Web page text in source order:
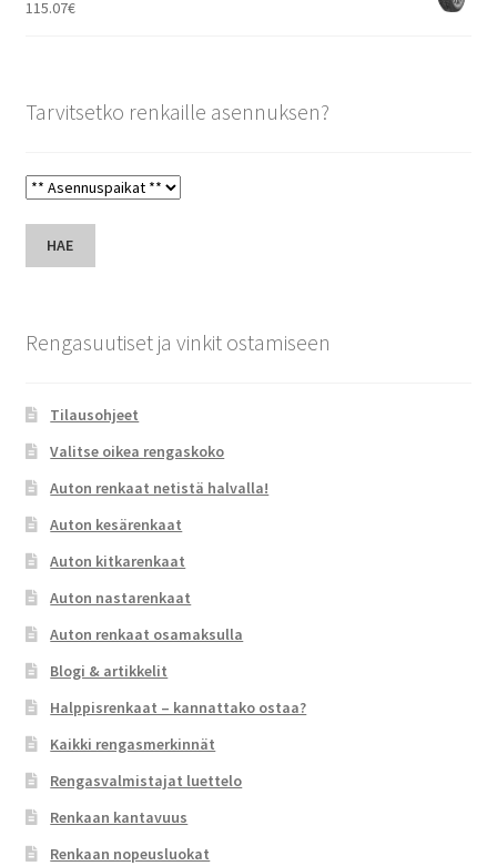
115.07€
Tarvitsetko renkaille asennuksen?
HAE
Rengasuutiset ja vinkit ostamiseen
Tilausohjeet
Valitse oikea rengaskoko
Auton renkaat netistä halvalla!
Auton kesärenkaat
Auton kitkarenkaat
Auton nastarenkaat
Auton renkaat osamaksulla
Blogi & artikkelit
Halppisrenkaat – kannattako ostaa?
Kaikki rengasmerkinnät
Rengasvalmistajat luettelo
Renkaan kantavuus
Renkaan nopeusluokat